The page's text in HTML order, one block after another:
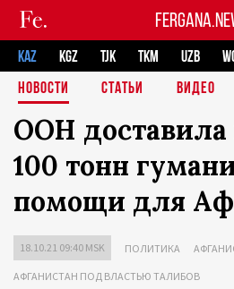
KAZ KGZ TJK TKM UZB
НОВОСТИ
СТАТЬИ ВИДЕО
ООН доставила
100 тонн
помощи для
18.10.21 09:40 MSK ПОЛИТИКА
АФГАНИСТАН ПОД ВЛАСТЬЮ ТАЛИБОВ